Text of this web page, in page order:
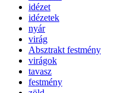
idézet
idézetek
nyár
virág
Absztrakt festmény
virágok
tavasz
festmény